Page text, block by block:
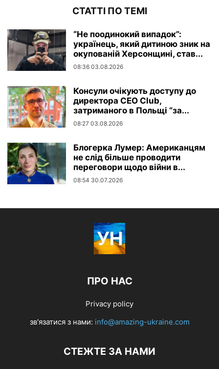
СТАТТІ ПО ТЕМІ
“Не поодинокий випадок”:
українець, який дитиною зник на
окупованій Херсонщині, став...
08:36 03.08.2026
Консули очікують доступу до
директора CEO Club,
затриманого в Польщі “за...
08:27 03.08.2026
Блогерка Лумер: Американцям
не слід більше проводити
переговори щодо війни в...
08:54 30.07.2026
ПРО НАС
Privacy policy
зв'язатися з нами: info@amazing-ukraine.com
СТЕЖТЕ ЗА НАМИ